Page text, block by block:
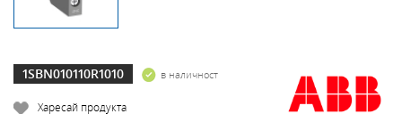
1SBN010110R1010 в наличност
Харесай продукта